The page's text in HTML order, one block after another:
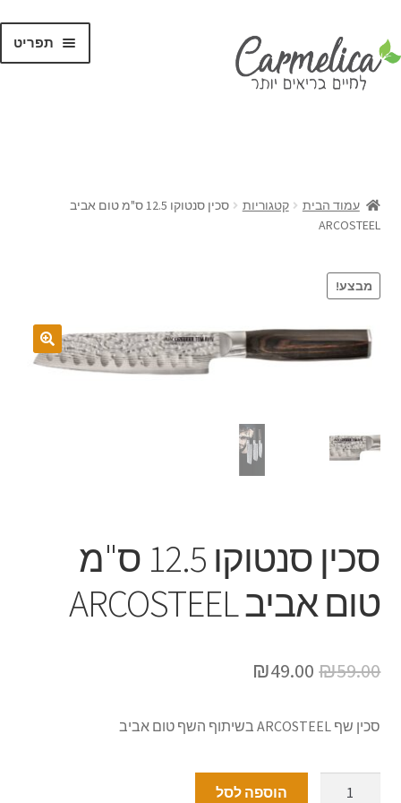
תפריט
עמוד הבית קטגוריות
סכין סנטוקו 12.5 ס"מ טום אביב
ARCOSTEEL
מבצע!
סכין סנטוקו 12.5 ס"מ
טום אביב ARCOSTEEL
₪59.00
₪49.00
סכין שף ARCOSTEEL בשיתוף השף טום אביב
הוספה לסל